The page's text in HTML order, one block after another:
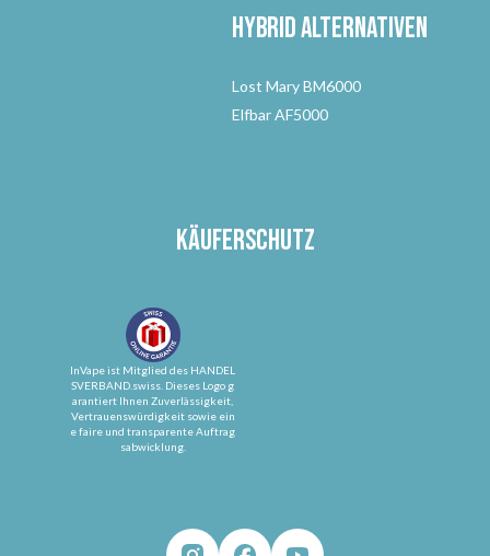
Hybrid Alternativen
Lost Mary BM6000
Elfbar AF5000
Käuferschutz
InVape ist Mitglied des HANDEL
SVERBAND.swiss. Dieses Logo g
arantiert Ihnen Zuverlässigkeit,
Vertrauenswürdigkeit sowie ein
e faire und transparente Auftrag
sabwicklung.